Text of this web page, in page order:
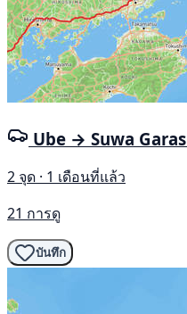
Ube → Suwa
2 จุด · 1 เดือนที่แล้ว
21 การดู
บันทึก